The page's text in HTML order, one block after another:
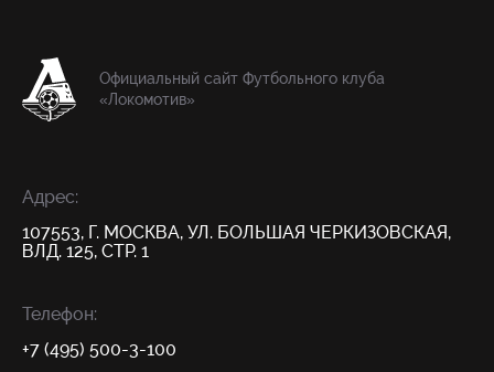
Официальный сайт Футбольного клуба
«Локомотив»
Адрес:
107553, Г. МОСКВА, УЛ. БОЛЬШАЯ ЧЕРКИЗОВСКАЯ,
ВЛД. 125, СТР. 1
Телефон:
+7 (495) 500-3-100